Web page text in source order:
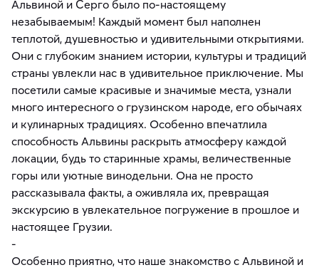
Альвиной и Серго было по-настоящему
незабываемым! Каждый момент был наполнен
теплотой, душевностью и удивительными открытиями.
Они с глубоким знанием истории, культуры и традиций
страны увлекли нас в удивительное приключение. Мы
посетили самые красивые и значимые места, узнали
много интересного о грузинском народе, его обычаях
и кулинарных традициях. Особенно впечатлила
способность Альвины раскрыть атмосферу каждой
локации, будь то старинные храмы, величественные
горы или уютные винодельни. Она не просто
рассказывала факты, а оживляла их, превращая
экскурсию в увлекательное погружение в прошлое и
настоящее Грузии.
-
Особенно приятно, что наше знакомство с Альвиной и